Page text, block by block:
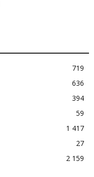
719
636
394
59
1 417
27
2 159